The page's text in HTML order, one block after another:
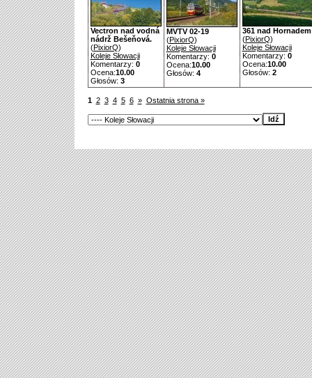
Vectron nad vodná
nádrž Bešeňová.
(PixiorQ)
Koleje Słowacji
Komentarzy: 0
Ocena:10.00
Głosów: 3
MVTV 02-19
(PixiorQ)
Koleje Słowacji
Komentarzy: 0
Ocena:10.00
Głosów: 4
361 nad Hornadem
(PixiorQ)
Koleje Słowacji
Komentarzy: 0
Ocena:10.00
Głosów: 2
1 2 3 4 5 6 » Ostatnia strona »